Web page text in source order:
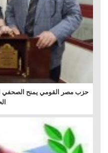
حزب مصر القومي يمنح الصحفي